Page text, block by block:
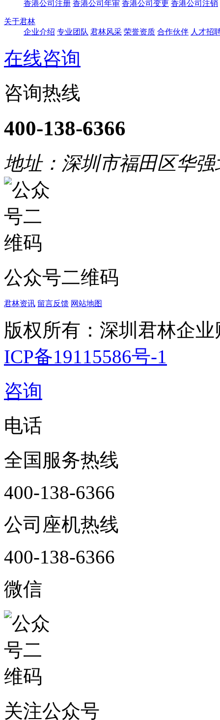
香港公司注册 香港公司年审 香港公司变更 香港公司注销
关于君林
企业介绍 专业团队 君林风采 荣誉资质 合作伙伴 人才招
在线咨询
咨询热线
400-138-6366
地址：深圳市福田区华
公众号二维码
君林资讯 留言反馈 网站地图
版权所有：深圳君林企
ICP备19115586号-1
咨询
电话
全国服务热线
400-138-6366
公司座机热线
400-138-6366
微信
关注公众号